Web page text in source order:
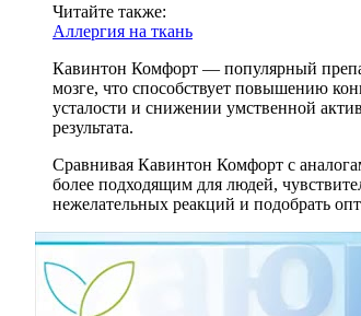
Читайте также:
Аллергия на ткань
Кавинтон Комфорт — популярный
мозге, что способствует повышению
усталости и снижении умственной
результата.
Сравнивая Кавинтон Комфорт с
более подходящим для людей,
нежелательных реакций и подобрать